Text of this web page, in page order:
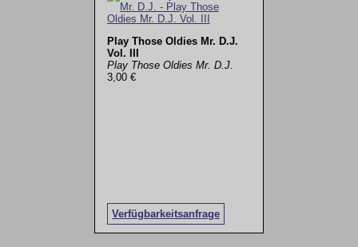
Play Those Oldies Mr. D.J.
Vol. III
Play Those Oldies Mr. D.J.
3,00 €
Verfügbarkeitsanfrage